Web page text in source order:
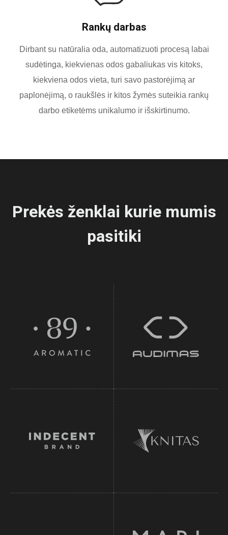
Rankų darbas
Dirbant su natūralia oda, automatizuoti procesą labai
sudėtinga, kiekvienas odos gabaliukas vis kitoks,
kiekviena odos vieta, turi savo pastorėjimą ar
paplonėjimą, o raukšlės ir kitos žymės suteikia rankų
darbo etiketėms unikalumo ir išskirtinumo.
Prekės ženklai kurie mumis
pasitiki